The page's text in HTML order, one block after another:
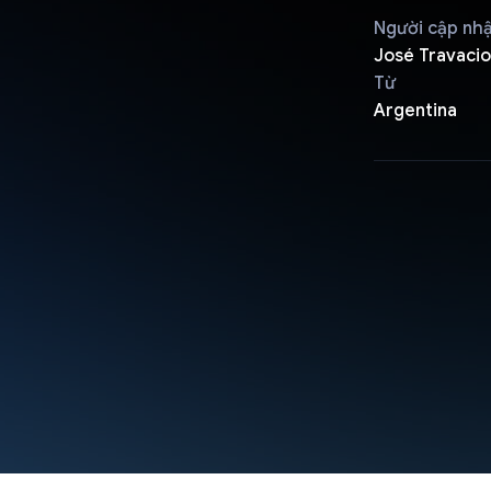
Người cập
José Travacio
Từ
Argentina